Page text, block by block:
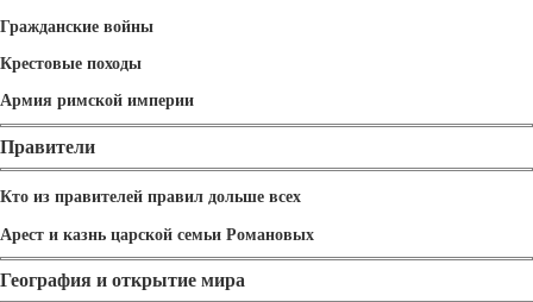
Гражданские войны
Крестовые походы
Армия римской империи
Правители
Кто из правителей правил дольше всех
Арест и казнь царской семьи Романовых
География и открытие мира